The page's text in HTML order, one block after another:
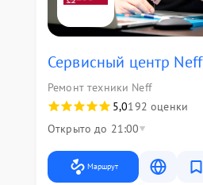
Сервисный центр Neff
Ремонт техники Neff
5,0192 оценки
Открыто до 21:00
Маршрут